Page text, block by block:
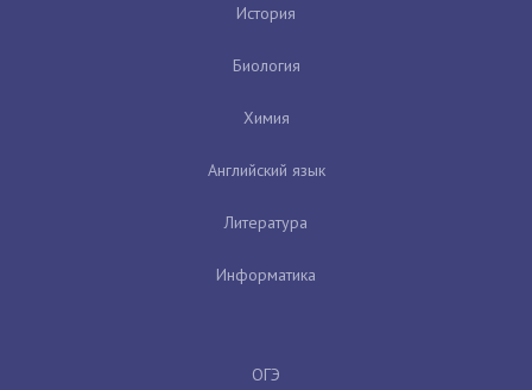
История
Биология
Химия
Английский язык
Литература
Информатика
ОГЭ